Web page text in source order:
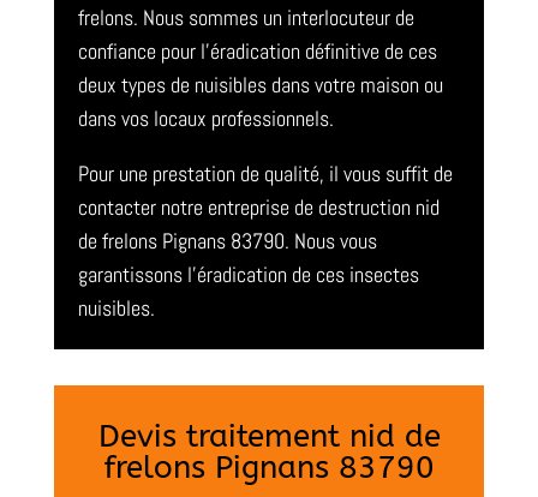
frelons. Nous sommes un interlocuteur de
confiance pour l’éradication définitive de ces
deux types de nuisibles dans votre maison ou
dans vos locaux professionnels.
Pour une prestation de qualité, il vous suffit de
contacter notre entreprise de destruction nid
de frelons Pignans 83790. Nous vous
garantissons l’éradication de ces insectes
nuisibles.
Devis traitement nid de
frelons Pignans 83790